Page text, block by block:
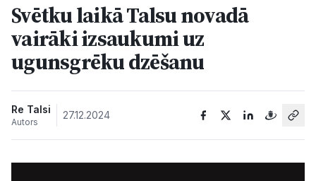
Ziņas
Sabiedrība
Svētku laikā Talsu novadā
vairāki izsaukumi uz
ugunsgrēku dzēšanu
Re Talsi
Autors
27.12.2024